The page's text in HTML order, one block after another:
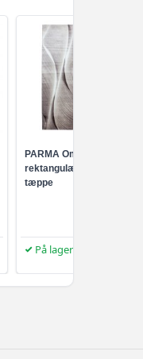
PARMA Ombre brun
rektangulært kortluvet
tæppe
På lager